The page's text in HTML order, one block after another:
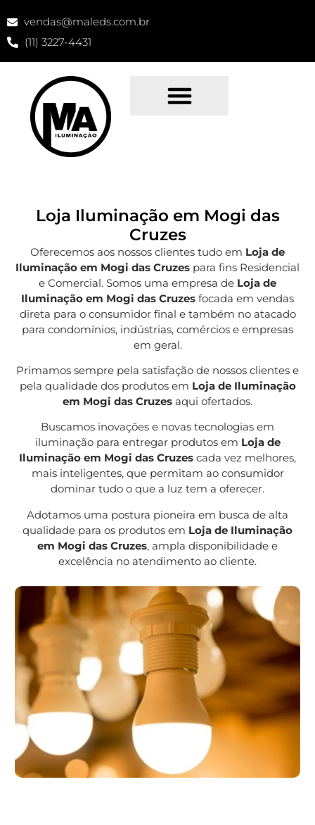
vendas@maleds.com.br
(11) 3227-4431
Loja Iluminação em Mogi das
Cruzes
Oferecemos aos nossos clientes tudo em Loja de
Iluminação em Mogi das Cruzes para fins Residencial
e Comercial. Somos uma empresa de Loja de
Iluminação em Mogi das Cruzes focada em vendas
direta para o consumidor final e também no atacado
para condomínios, indústrias, comércios e empresas
em geral.
Primamos sempre pela satisfação de nossos clientes e
pela qualidade dos produtos em Loja de Iluminação
em Mogi das Cruzes aqui ofertados.
Buscamos inovações e novas tecnologias em
iluminação para entregar produtos em Loja de
Iluminação em Mogi das Cruzes cada vez melhores,
mais inteligentes, que permitam ao consumidor
dominar tudo o que a luz tem a oferecer.
Adotamos uma postura pioneira em busca de alta
qualidade para os produtos em Loja de Iluminação
em Mogi das Cruzes, ampla disponibilidade e
excelência no atendimento ao cliente.